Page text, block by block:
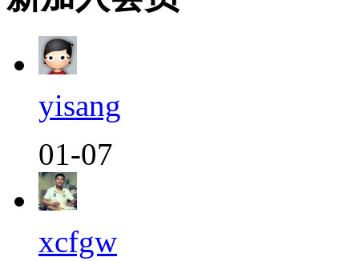
yisang
01-07
xcfgw